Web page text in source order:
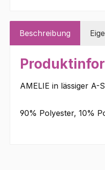
Beschreibung
AMELIE in lässiger A-
90% Polyester, 10%